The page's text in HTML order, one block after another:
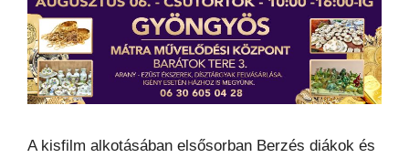
A kisfilm alkotásában elsősorban Berzés diákok és